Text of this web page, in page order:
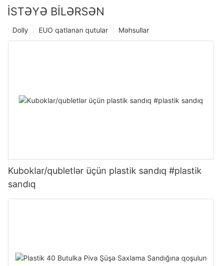
İSTƏYƏ BILƏRSƏN
Məhsullar
EUO qatlanan qutular
Dolly
Kuboklar/qubletlər üçün plastik sandıq #plastik
sandıq